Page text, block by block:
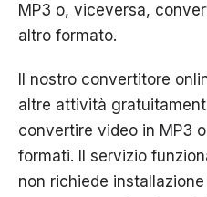
MP3 o, viceversa,
altro formato.
Il nostro convertitore
altre attività
convertire video in MP3
formati. Il servizio
non richiede